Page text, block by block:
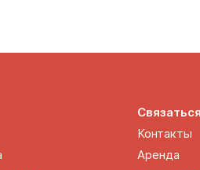
Контакты
Аренда